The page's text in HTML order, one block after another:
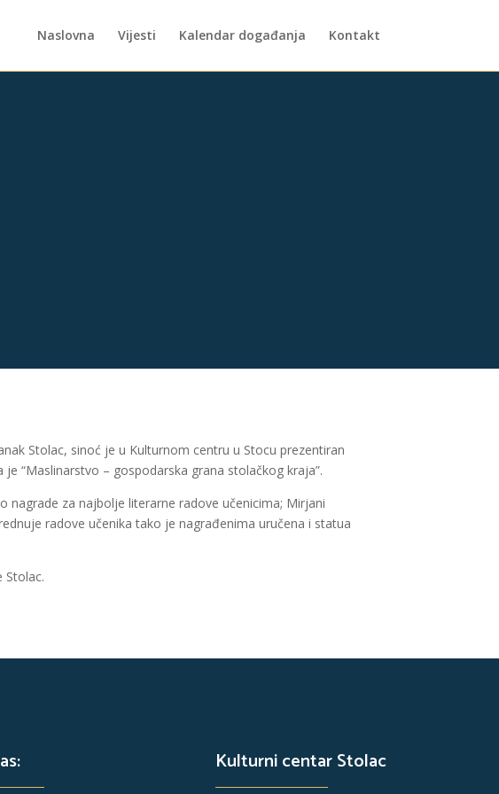
Naslovna Vijesti Kalendar događanja Kontakt
Stolac, sinoć je u Kulturnom centru u Stocu prezentiran
“Maslinarstvo – gospodarska grana stolačkog kraja”.
nagrade za najbolje literarne radove učenicima; Mirjani
radove učenika tako je nagrađenima uručena i statua
Stolac.
Kulturni centar Stolac